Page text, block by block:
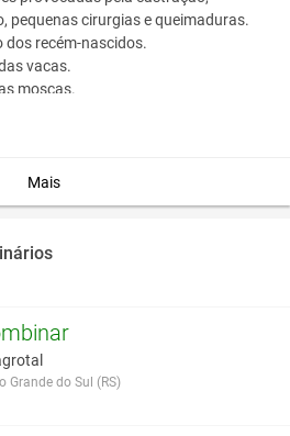
pequenas cirurgias e queimaduras.
dos recém-nascidos.
vacas.
moscas.
cães.
bacterianas presentes nas
a cobrir a lesão com uma camada
das lesões.
Mais
Grande do Sul (RS)